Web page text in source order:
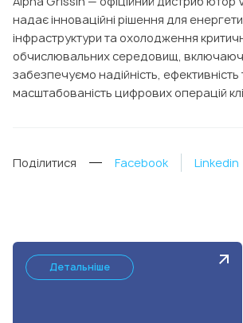
надає інноваційні рішення для
інфраструктури та охолодження
обчислювальних середовищ,
забезпечуємо надійність, ефективність
масштабованість цифрових операцій
Поділитися Facebook Linkedin
Детальніше